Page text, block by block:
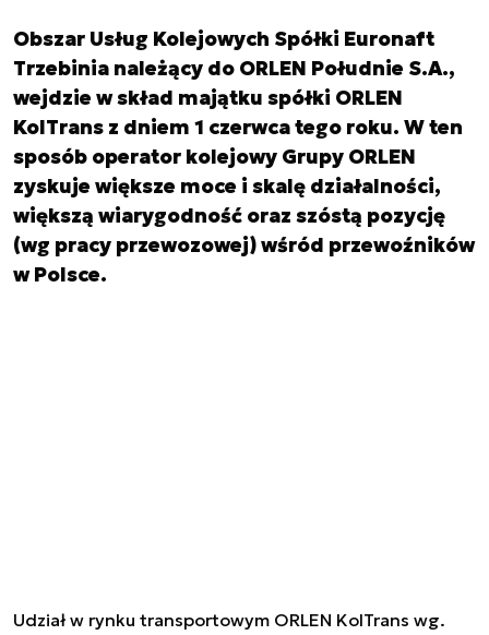
Obszar Usług Kolejowych Spółki Euronaft
Trzebinia należący do ORLEN Południe S.A.,
wejdzie w skład majątku spółki ORLEN
KolTrans z dniem 1 czerwca tego roku. W ten
sposób operator kolejowy Grupy ORLEN
zyskuje większe moce i skalę działalności,
większą wiarygodność oraz szóstą pozycję
(wg pracy przewozowej) wśród przewoźników
w Polsce.
Udział w rynku transportowym ORLEN KolTrans wg.